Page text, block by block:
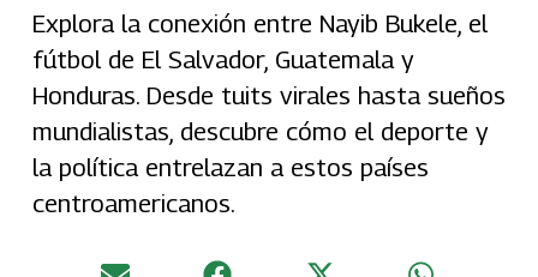
Explora la conexión entre Nayib Bukele, el
fútbol de El Salvador, Guatemala y
Honduras. Desde tuits virales hasta sueños
mundialistas, descubre cómo el deporte y
la política entrelazan a estos países
centroamericanos.